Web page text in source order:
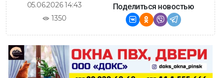
05.06.2026 14:43
1350
Поделиться новостью